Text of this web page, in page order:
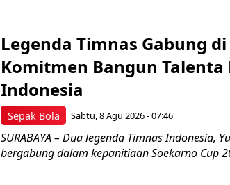
Sepak Bola
Legenda Timnas Gabung
Komitmen Bangun Talenta
Indonesia
Sabtu, 8 Agu 2026 - 07:46
SURABAYA – Dua legenda Timnas Indonesia,
bergabung dalam kepanitiaan Soekarno Cup